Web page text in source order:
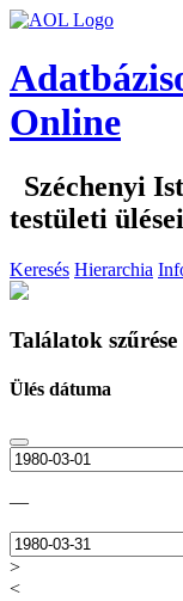
Online
Széchenyi
testületi ülései
Keresés Hierarchia
Találatok szűrése
Ülés dátuma
—
>
<